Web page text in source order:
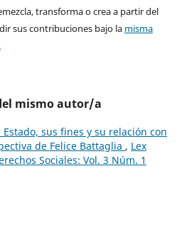
transforma o crea a partir del
sus contribuciones bajo la misma
mismo autor/a
Estado, sus fines y su relación con
de Felice Battaglia , Lex
Sociales: Vol. 3 Núm. 1